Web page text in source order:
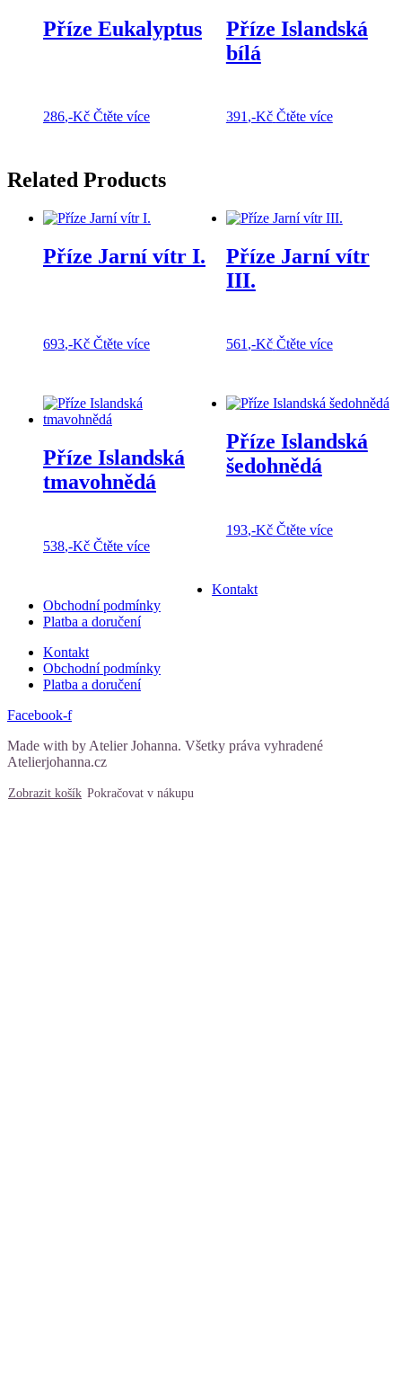
Příze Eukalyptus
286,-Kč Čtěte více
Příze Islandská
bílá
391 ,-Kč Čtěte více
Related Products
Příze Jarní vítr I.
693,-Kč Čtěte více
Příze Jarní vítr
III.
561,-Kč Čtěte více
Příze Islandská
tmavohnědá
538,-Kč Čtěte více
Příze Islandská
šedohnědá
193,-Kč Čtěte více
Kontakt
Obchodní podmínky
Platba a doručení
Kontakt
Obchodní podmínky
Platba a doručení
Facebook-f
Made with by Atelier Johanna. Všetky práva vyhradené
Atelierjohanna.cz
Zobrazit košík Pokračovat v nákupu